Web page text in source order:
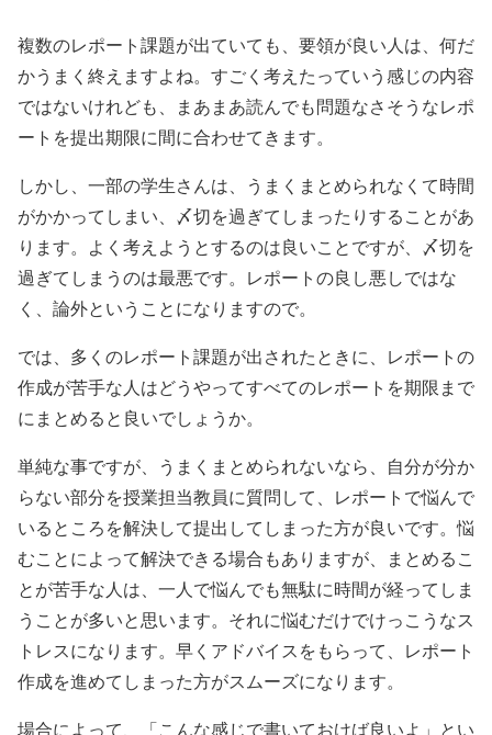
複数のレポート課題が出ていても、要領が良い人は、何だ
かうまく終えますよね。すごく考えたっていう感じの内容
ではないけれども、まあまあ読んでも問題なさそうなレポ
ートを提出期限に間に合わせてきます。
しかし、一部の学生さんは、うまくまとめられなくて時間
がかかってしまい、〆切を過ぎてしまったりすることがあ
ります。よく考えようとするのは良いことですが、〆切を
過ぎてしまうのは最悪です。レポートの良し悪しではな
く、論外ということになりますので。
では、多くのレポート課題が出されたときに、レポートの
作成が苦手な人はどうやってすべてのレポートを期限まで
にまとめると良いでしょうか。
単純な事ですが、うまくまとめられないなら、自分が分か
らない部分を授業担当教員に質問して、レポートで悩んで
いるところを解決して提出してしまった方が良いです。悩
むことによって解決できる場合もありますが、まとめるこ
とが苦手な人は、一人で悩んでも無駄に時間が経ってしま
うことが多いと思います。それに悩むだけでけっこうなス
トレスになります。早くアドバイスをもらって、レポート
作成を進めてしまった方がスムーズになります。
場合によって、「こんな感じで書いておけば良いよ」とい